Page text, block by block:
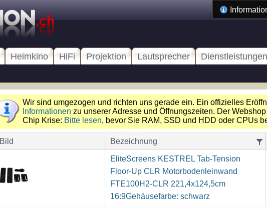
Heimkino HiFi Projektion Lautsprecher Dienstleistungen
Wir sind umgezogen und richten uns gerade ein. Ein offizielles
Informationen zu unserer Adresse und Öffnungszeiten. Der
Chip Krise: Bitte lesen, bevor Sie RAM, SSD und HDD oder CPUs
Bild Bezeichnung
EliteScreens KESTREL Tab-Tension
Floor-Up CLR Motorbodenleinwand
FTE100H2-CLR 221,4x124,5cm
16:9Gehäusefarbe: schwarz